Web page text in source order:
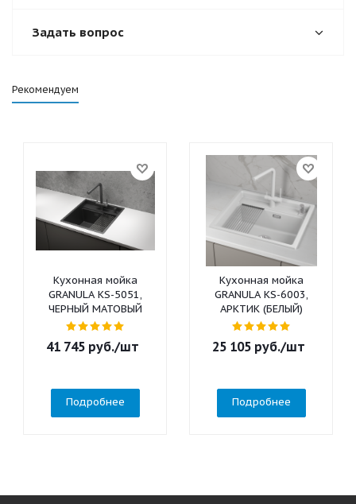
Задать вопрос
Рекомендуем
Кухонная мойка
GRANULA KS-5051,
ЧЕРНЫЙ МАТОВЫЙ
41 745 руб./шт
Подробнее
Кухонная мойка
GRANULA KS-6003,
АРКТИК (БЕЛЫЙ)
25 105 руб./шт
Подробнее